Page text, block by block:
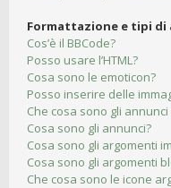
Formattazione e tipi di
Cos’è il BBCode?
Posso usare l’HTML?
Cosa sono le emoticon?
Posso inserire delle
Che cosa sono gli
Cosa sono gli annunci?
Cosa sono gli argomenti
Cosa sono gli argomenti
Che cosa sono le icone